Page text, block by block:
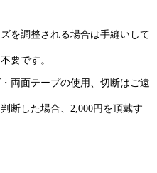
を調整される場合は手縫いして
要です。
両面テープの使用、切断はご遠
断した場合、2,000円を頂戴す